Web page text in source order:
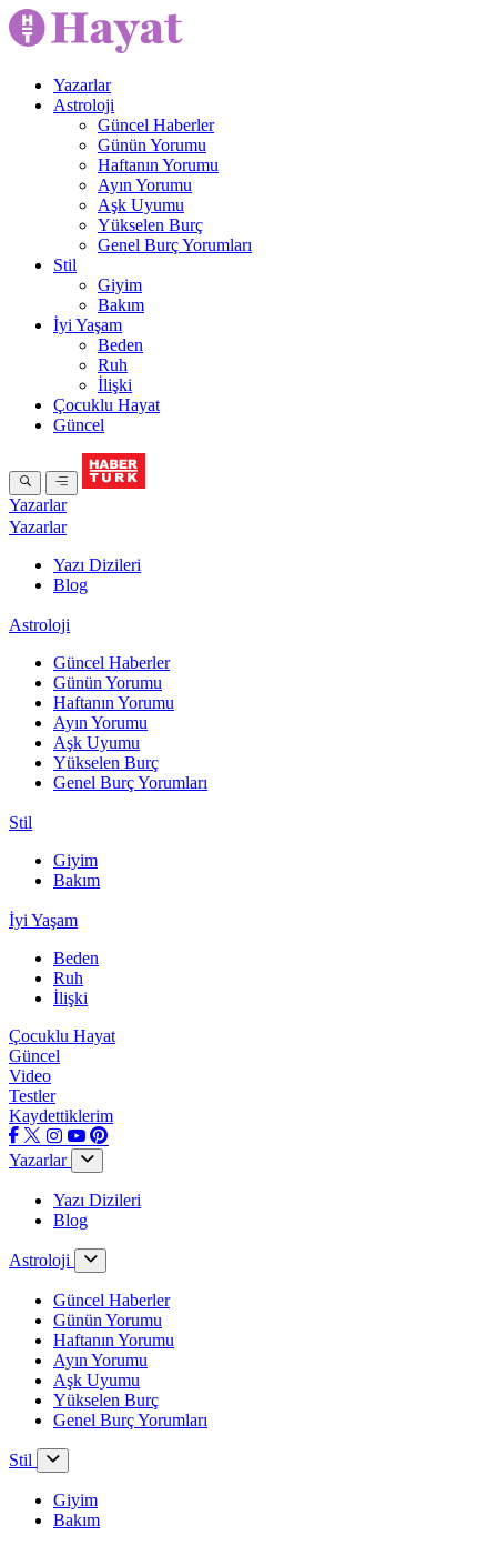
Yazarlar
Astroloji
Güncel Haberler
Günün Yorumu
Haftanın Yorumu
Ayın Yorumu
Aşk Uyumu
Yükselen Burç
Genel Burç Yorumları
Stil
Giyim
Bakım
İyi Yaşam
Beden
Ruh
İlişki
Çocuklu Hayat
Güncel
Yazarlar
Yazarlar
Yazı Dizileri
Blog
Astroloji
Güncel Haberler
Günün Yorumu
Haftanın Yorumu
Ayın Yorumu
Aşk Uyumu
Yükselen Burç
Genel Burç Yorumları
Stil
Giyim
Bakım
İyi Yaşam
Beden
Ruh
İlişki
Çocuklu Hayat
Güncel
Video
Testler
Kaydettiklerim
Yazarlar
Yazı Dizileri
Blog
Astroloji
Güncel Haberler
Günün Yorumu
Haftanın Yorumu
Ayın Yorumu
Aşk Uyumu
Yükselen Burç
Genel Burç Yorumları
Stil
Giyim
Bakım